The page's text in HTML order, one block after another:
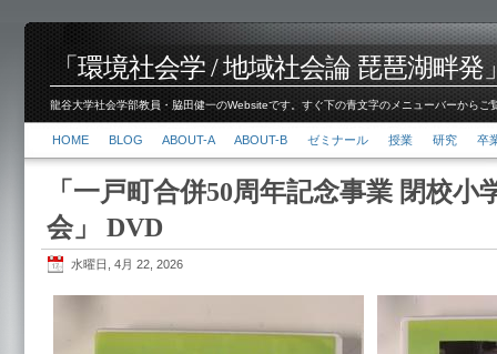
「環境社会学 / 地域社会論 琵琶湖畔発
龍谷大学社会学部教員・脇田健一のWebsiteです。すぐ下の青文字のメニューバーから
HOME BLOG ABOUT-A ABOUT-B ゼミナール 授業 研究 卒
「一戸町合併50周年記念事業 閉校小
会」 DVD
水曜日, 4月 22, 2026